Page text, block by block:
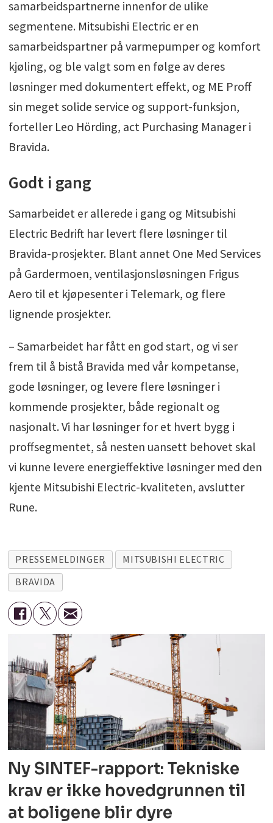
samarbeidspartnerne innenfor de ulike
segmentene. Mitsubishi Electric er en
samarbeidspartner på varmepumper og komfort
kjøling, og ble valgt som en følge av deres
løsninger med dokumentert effekt, og ME Proff
sin meget solide service og support-funksjon,
forteller Leo Hörding, act Purchasing Manager i
Bravida.
Godt i gang
Samarbeidet er allerede i gang og Mitsubishi
Electric Bedrift har levert flere løsninger til
Bravida-prosjekter. Blant annet One Med Services
på Gardermoen, ventilasjonsløsningen Frigus
Aero til et kjøpesenter i Telemark, og flere
lignende prosjekter.
– Samarbeidet har fått en god start, og vi ser
frem til å bistå Bravida med vår kompetanse,
gode løsninger, og levere flere løsninger i
kommende prosjekter, både regionalt og
nasjonalt. Vi har løsninger for et hvert bygg i
proffsegmentet, så nesten uansett behovet skal
vi kunne levere energieffektive løsninger med den
kjente Mitsubishi Electric-kvaliteten, avslutter
Rune.
PRESSEMELDINGER
MITSUBISHI ELECTRIC
BRAVIDA
Ny SINTEF-rapport: Tekniske
krav er ikke hovedgrunnen til
at boligene blir dyre